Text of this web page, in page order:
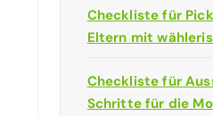
Checkliste für
Eltern mit
Checkliste für
Schritte für die